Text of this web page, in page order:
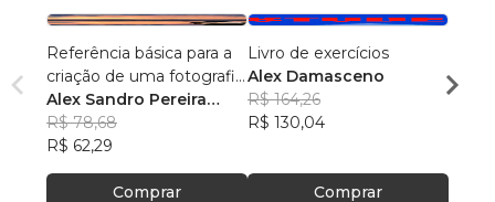
Referência básica para a
criação de uma fotografia
impactante
Alex Sandro Pereira
Damasceno
R$ 78,68
R$ 62,29
Comprar
Livro de exercícios
Alex Damasceno
R$ 164,26
R$ 130,04
Comprar
Alex
R$